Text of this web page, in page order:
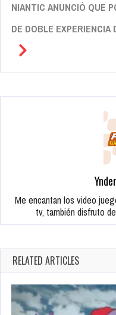
NIANTIC ANUNCIÓ QUE
DE DOBLE EXPERIENCIA
Me encantan los video
tv, también disfruto
RELATED ARTICLES